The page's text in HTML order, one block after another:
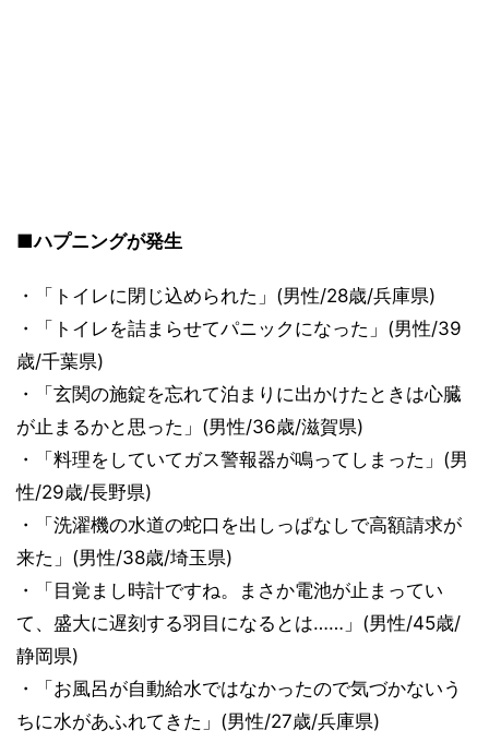
■ハプニングが発生
・「トイレに閉じ込められた」(男性/28歳/兵庫県)
・「トイレを詰まらせてパニックになった」(男性/39
歳/千葉県)
・「玄関の施錠を忘れて泊まりに出かけたときは心臓
が止まるかと思った」(男性/36歳/滋賀県)
・「料理をしていてガス警報器が鳴ってしまった」(男
性/29歳/長野県)
・「洗濯機の水道の蛇口を出しっぱなしで高額請求が
来た」(男性/38歳/埼玉県)
・「目覚まし時計ですね。まさか電池が止まってい
て、盛大に遅刻する羽目になるとは……」(男性/45歳/
静岡県)
・「お風呂が自動給水ではなかったので気づかないう
ちに水があふれてきた」(男性/27歳/兵庫県)